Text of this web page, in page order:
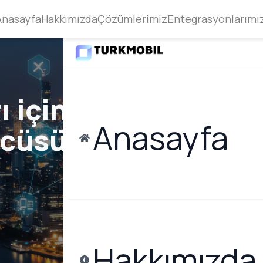
HakkımızdaÇözümlerimiz
tüm
tek
Bütünleşik Veri Tasarımı
Anasayfa
için Dijital